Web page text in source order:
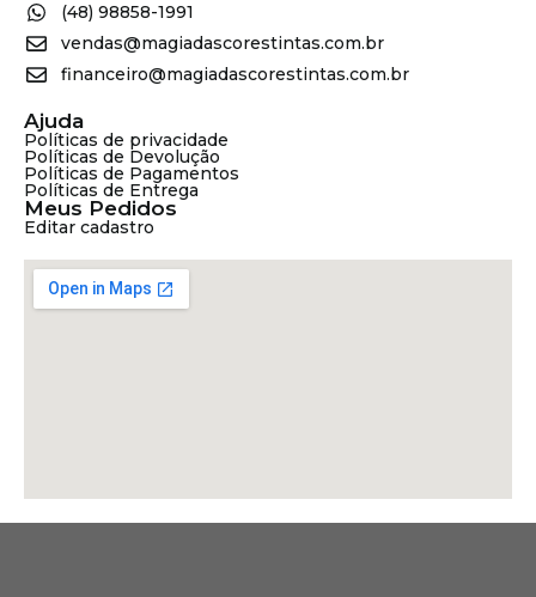
(48) 98858-1991
vendas@magiadascorestintas.com.br
financeiro@magiadascorestintas.com.br
Ajuda
Políticas de privacidade
Políticas de Devolução
Políticas de Pagamentos
Políticas de Entrega
Meus Pedidos
Editar cadastro